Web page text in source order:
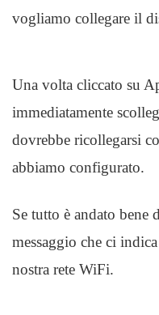
vogliamo collegare il
Una volta cliccato su
immediatamente
dovrebbe ricollegarsi
abbiamo configurato.
Se tutto è andato bene
messaggio che ci
nostra rete WiFi.